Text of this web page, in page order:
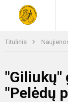
Titulinis
"Giliukų"
"Pelėdų